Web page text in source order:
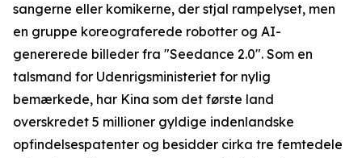
sangerne eller komikerne, der stjal rampelyset, men
en gruppe koreograferede robotter og AI-
genererede billeder fra "Seedance 2.0". Som en
talsmand for Udenrigsministeriet for nylig
bemærkede, har Kina som det første land
overskredet 5 millioner gyldige indenlandske
opfindelsespatenter og besidder cirka tre femtedele